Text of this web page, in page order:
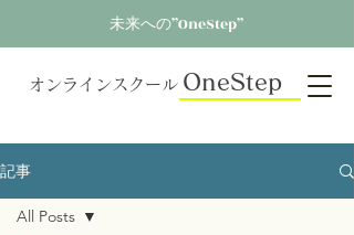
未来への”OneStep”
オンラインスクール OneStep
記事
All Posts